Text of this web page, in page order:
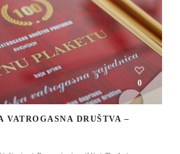
0
VATROGASNA DRUŠTVA –